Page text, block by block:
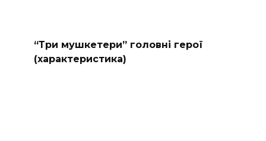
“Три мушкетери” головні герої
(характеристика)